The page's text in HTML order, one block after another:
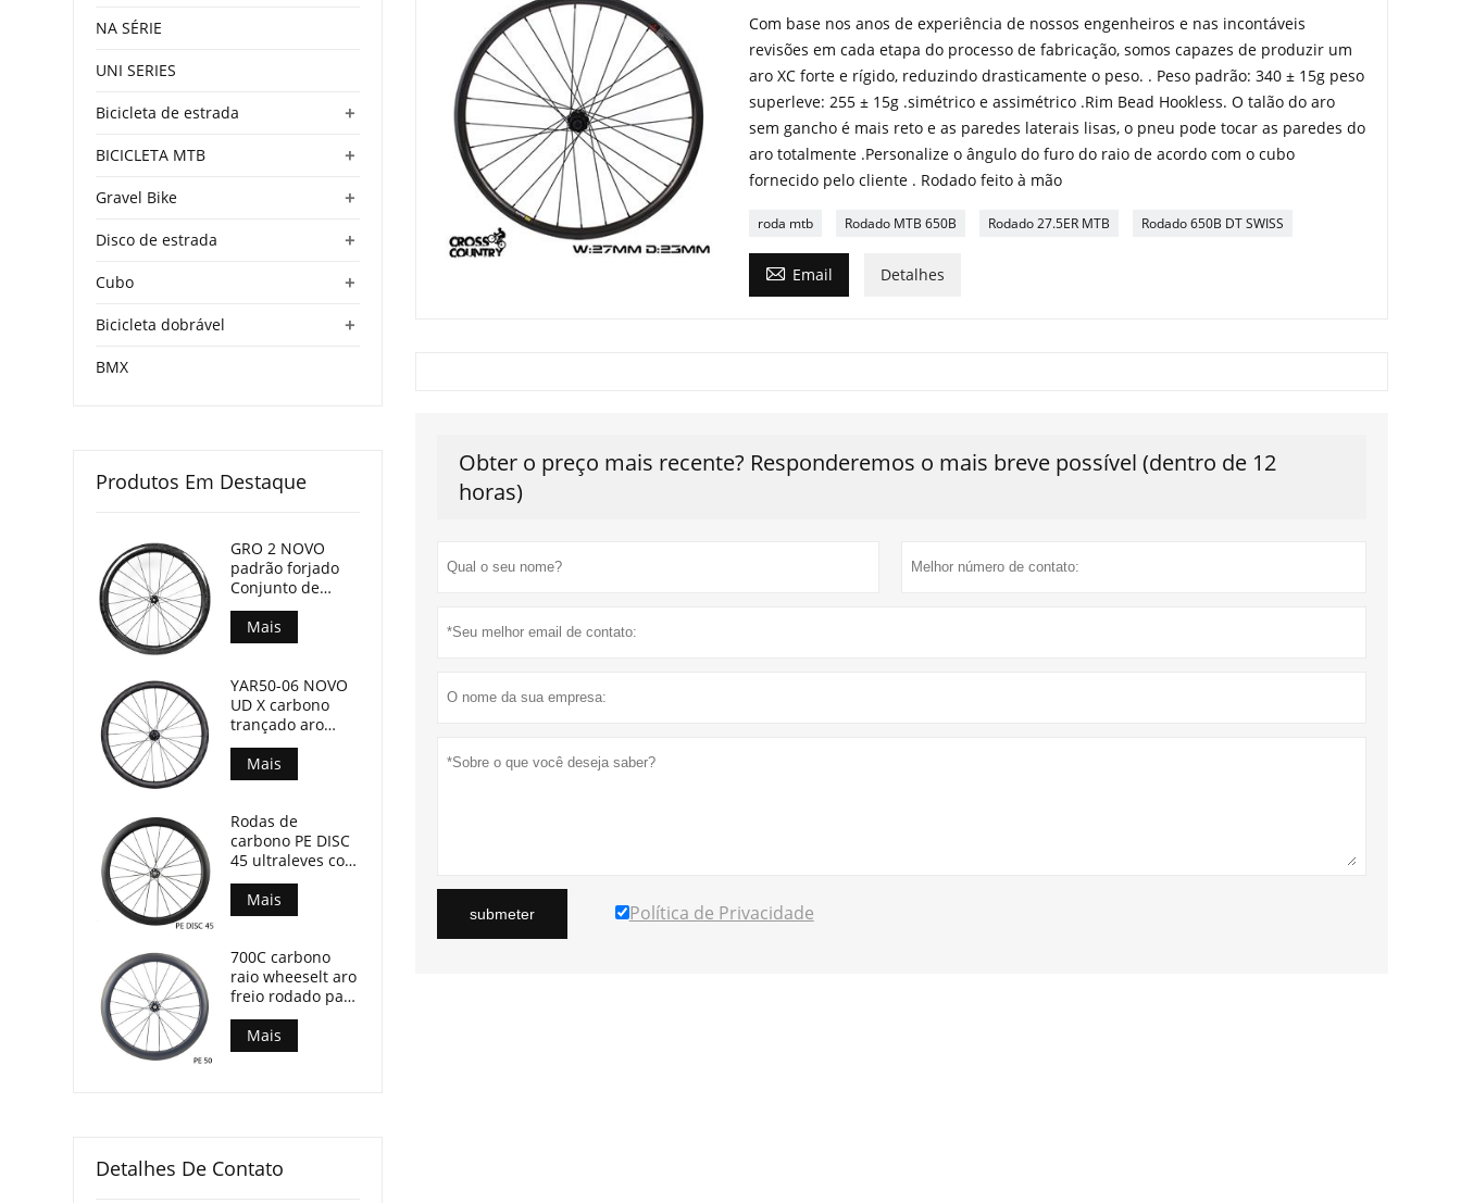
Com base nos anos de experiência de nossos engenheiros e nas incontáveis ​​
revisões em cada etapa do processo de fabricação, somos capazes de produzir um
aro XC forte e rígido, reduzindo drasticamente o peso. . Peso padrão: 340 ± 15g peso
superleve: 255 ± 15g .simétrico e assimétrico .Rim Bead Hookless. O talão do aro
sem gancho é mais reto e as paredes laterais lisas, o pneu pode tocar as paredes do
aro totalmente .Personalize o ângulo do furo do raio de acordo com o cubo
fornecido pelo cliente . Rodado feito à mão
roda mtb Rodado MTB 650B Rodado 27.5ER MTB Rodado 650B DT SWISS
 Email Detalhes
Obter o preço mais recente? Responderemos o mais breve possível (dentro de 12
horas)
submeter Política de Privacidade
NA SÉRIE
UNI SERIES
+
Bicicleta de estrada
+
BICICLETA MTB
+
Gravel Bike
+
Disco de estrada
+
Cubo
+
Bicicleta dobrável
BMX
Produtos Em Destaque
GRO 2 NOVO
padrão forjado
Conjunto de
rodas de
bicicleta Gravel
45mm
24mm largura
interna
Mais
YAR50-06 NOVO
UD X carbono
trançado aro
freio bicicleta
rodado 50 mm
Profundidade 29
Mais
Rodas de
carbono PE DISC
45 ultraleves com
rolamento
cerâmico 1280g
somente
Mais
700C carbono
raio wheeselt aro
freio rodado para
bicicleta de
estrada com
rolamento de
Mais
Detalhes De Contato